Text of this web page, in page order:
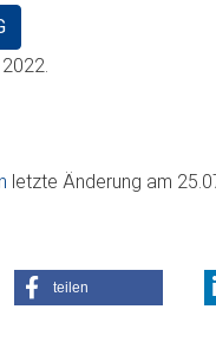
letzte Änderung am
teilen